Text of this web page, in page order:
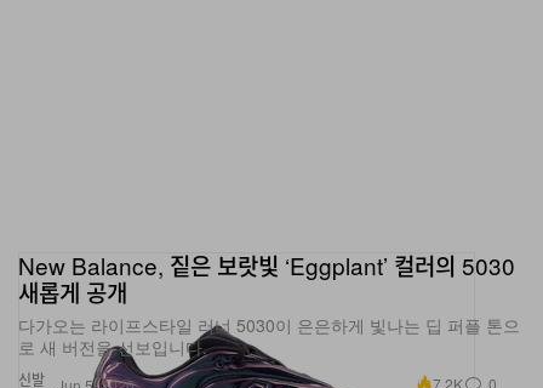
신발
New Balance, 짙은 보랏빛 ‘Eggplant’ 컬러의 5030
새롭게 공개
다가오는 라이프스타일 러너 5030이 은은하게 빛나는 딥 퍼플 톤으
로 새 버전을 선보입니다.
7.2K 0